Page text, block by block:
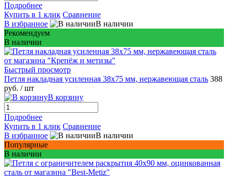
Подробнее
Купить в 1 клик Сравнение
В избранное
В наличии
Рекомендуем
В наличии
Быстрый просмотр
Петля накладная усиленная 38x75 мм, нержавеющая сталь 388
руб. / шт
В корзину
Подробнее
Купить в 1 клик Сравнение
В избранное
В наличии
Популярные
В наличии